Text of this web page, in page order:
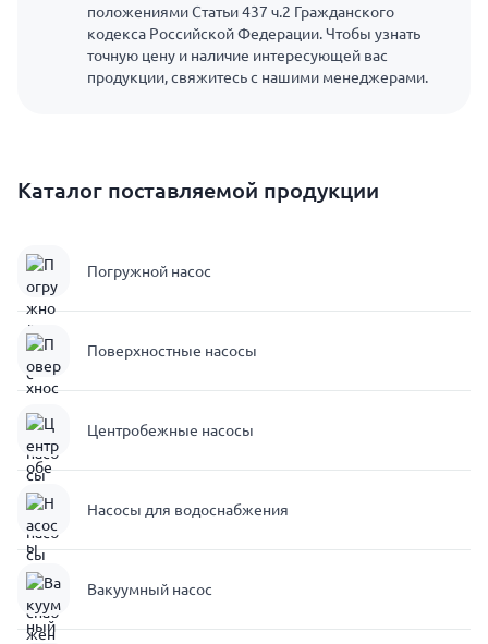
положениями Статьи 437 ч.2 Гражданского
кодекса Российской Федерации. Чтобы узнать
точную цену и наличие интересующей вас
продукции, свяжитесь с нашими менеджерами.
Каталог поставляемой продукции
Погружной насос
Поверхностные насосы
Центробежные насосы
Насосы для водоснабжения
Вакуумный насос